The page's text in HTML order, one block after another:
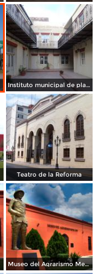
Instituto municipal de planeación
Teatro de la Reforma
Museo del Agrarismo Mexicano